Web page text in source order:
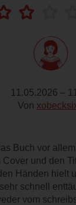
11.05.2026 –
Von
Buch vor
Cover und den
Händen hielt
schnell
vom